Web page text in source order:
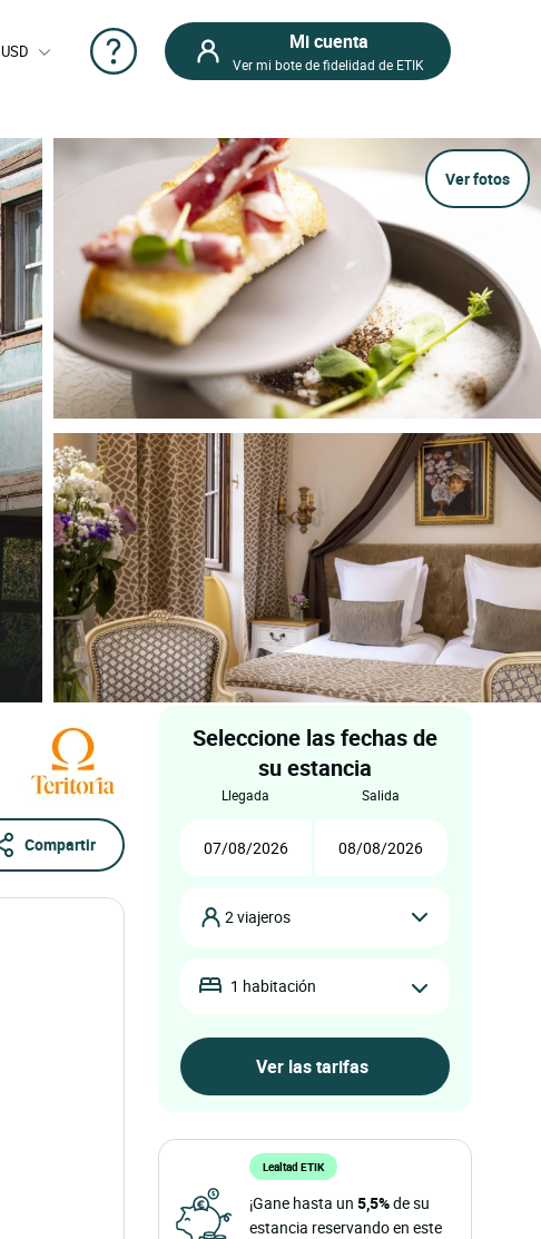
USD Mi cuenta
Ver mi bote de fidelidad de ETIK
Ver fotos
Compartir
Seleccione las fechas de
su estancia
llegada salida
2 viajeros
1 habitación
Lealtad ETIK
¡Gane hasta un 5,5%de su
estancia reservando en este